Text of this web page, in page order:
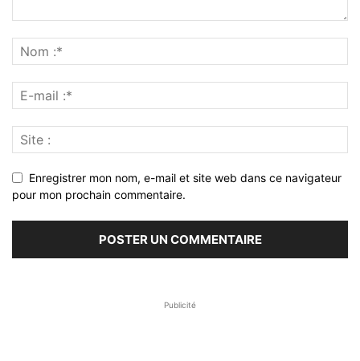
Enregistrer mon nom, e-mail et site web dans ce navigateur
pour mon prochain commentaire.
Publicité